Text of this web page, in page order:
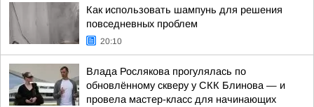
Как использовать шампунь для решения
повседневных проблем
20:10
Влада Рослякова прогулялась по
обновлённому скверу у СКК Блинова — и
провела мастер-класс для начинающих